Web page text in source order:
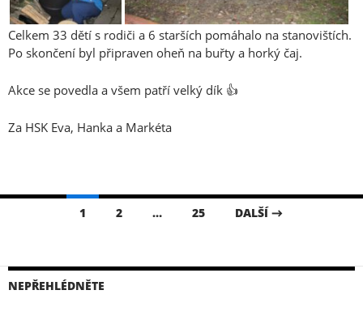
Celkem 33 dětí s rodiči a 6 starších pomáhalo na stanovištích.
Po skončení byl připraven oheň na buřty a horký čaj.
Akce se povedla a všem patří velký dík 👍
Za HSK Eva, Hanka a Markéta
1 2 … 25 DALŠÍ →
NEPŘEHLÉDNĚTE